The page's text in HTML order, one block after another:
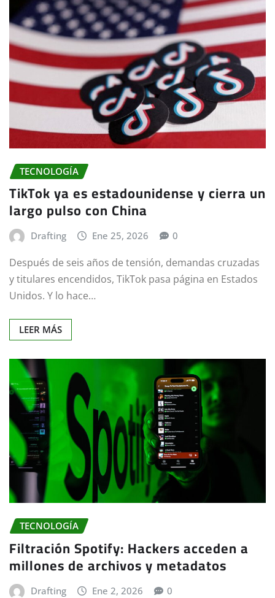
TECNOLOGÍA
TikTok ya es estadounidense y cierra un
largo pulso con China
Drafting Ene 25, 2026 0
Después de seis años de tensión, demandas cruzadas
y titulares encendidos, TikTok pasa página en Estados
Unidos. Y lo hace…
LEER MÁS
TECNOLOGÍA
Filtración Spotify: Hackers acceden a
millones de archivos y metadatos
Drafting Ene 2, 2026 0